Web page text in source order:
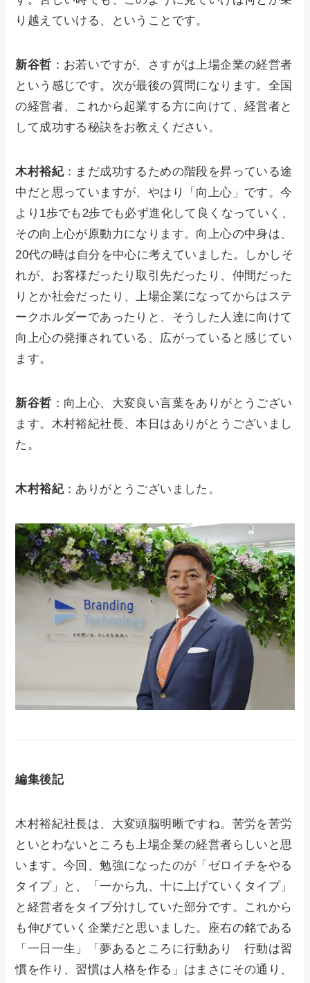
り越えていける、ということです。
新谷哲 ：お若いですが、さすがは上場企業の経営者
という感じです。次が最後の質問になります。全国
の経営者、これから起業する方に向けて、経営者と
して成功する秘訣をお教えください。
木村裕紀：まだ成功するための階段を昇っている途
中だと思っていますが、やはり「向上心」です。今
より1歩でも2歩でも必ず進化して良くなっていく、
その向上心が原動力になります。向上心の中身は、
20代の時は自分を中心に考えていました。しかしそ
れが、お客様だったり取引先だったり、仲間だった
りとか社会だったり、上場企業になってからはステ
ークホルダーであったりと、そうした人達に向けて
向上心の発揮されている、広がっていると感じてい
ます。
新谷哲 ：向上心、大変良い言葉をありがとうござい
ます。木村裕紀社長、本日はありがとうございまし
た。
木村裕紀：ありがとうございました。
編集後記
木村裕紀社長は、大変頭脳明晰ですね。苦労を苦労
といとわないところも上場企業の経営者らしいと思
います。今回、勉強になったのが「ゼロイチをやる
タイプ」と、「一から九、十に上げていくタイプ」
と経営者をタイプ分けしていた部分です。これから
も伸びていく企業だと思いました。座右の銘である
「一日一生」「夢あるところに行動あり 行動は習
慣を作り、習慣は人格を作る」はまさにその通り、